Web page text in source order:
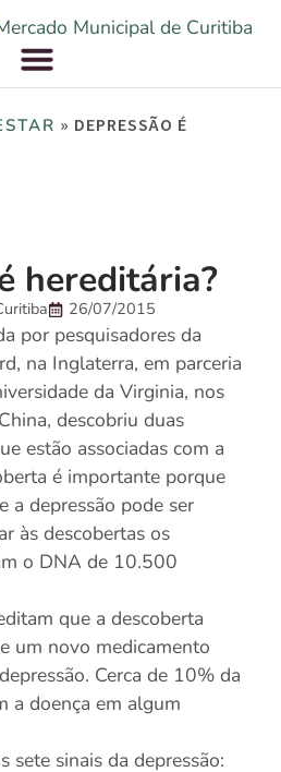
» DEPRESSÃO É
hereditária?
26/07/2015
por pesquisadores da
na Inglaterra, em parceria
da Virginia, nos
descobriu duas
estão associadas com a
é importante porque
a depressão pode ser
às descobertas os
o DNA de 10.500
que a descoberta
um novo medicamento
Cerca de 10% da
a doença em algum
sete sinais da depressão: